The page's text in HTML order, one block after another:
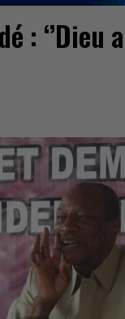
: ‘’Dieu